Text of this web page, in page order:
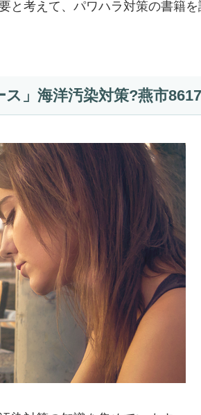
と考えて、パワハラ対策の書籍
」海洋汚染対策?燕市8617